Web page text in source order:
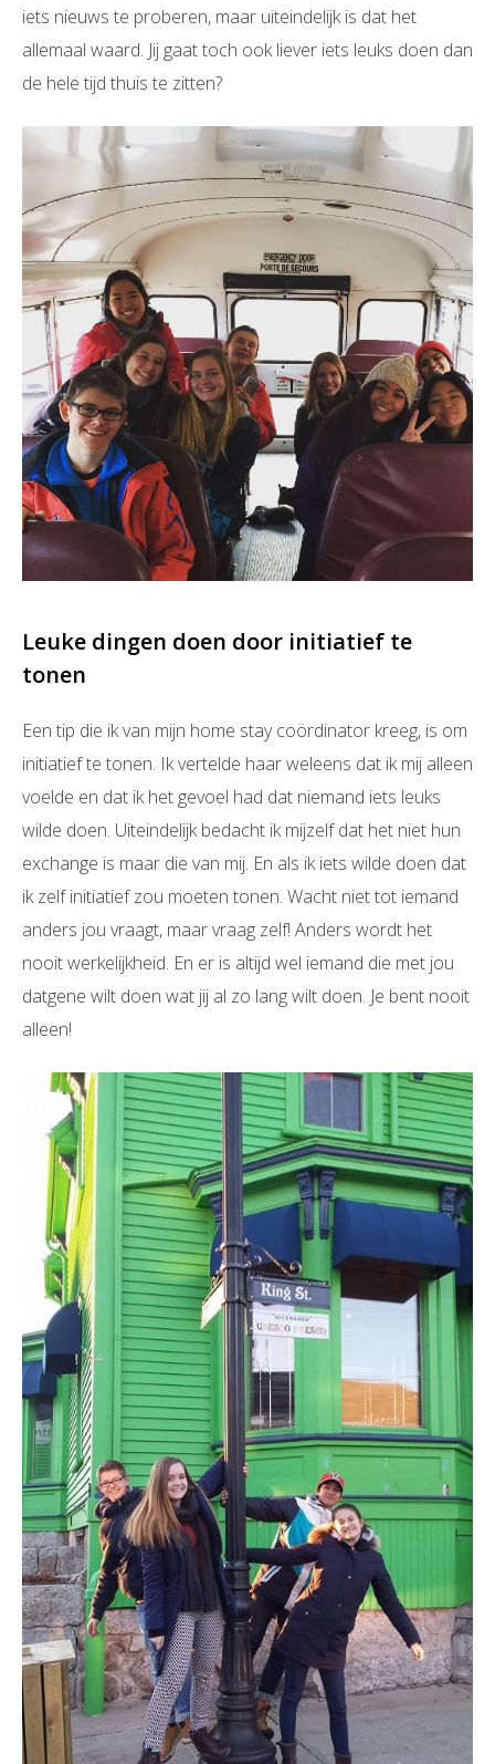
iets nieuws te proberen, maar uiteindelijk is dat het
allemaal waard. Jij gaat toch ook liever iets leuks doen dan
de hele tijd thuis te zitten?
Leuke dingen doen door initiatief te
tonen
Een tip die ik van mijn home stay coördinator kreeg, is om
initiatief te tonen. Ik vertelde haar weleens dat ik mij alleen
voelde en dat ik het gevoel had dat niemand iets leuks
wilde doen. Uiteindelijk bedacht ik mijzelf dat het niet hun
exchange is maar die van mij. En als ik iets wilde doen dat
ik zelf initiatief zou moeten tonen. Wacht niet tot iemand
anders jou vraagt, maar vraag zelf! Anders wordt het
nooit werkelijkheid. En er is altijd wel iemand die met jou
datgene wilt doen wat jij al zo lang wilt doen. Je bent nooit
alleen!